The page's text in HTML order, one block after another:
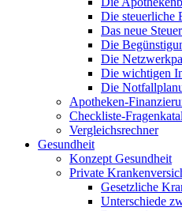
Die steuerliche
Das neue
Die
Die
Die wichtigen
Die
Apotheken-
Checkliste-
Vergleichsrechner
Gesundheit
Konzept Gesundheit
Private
Gesetzliche
Unterschiede